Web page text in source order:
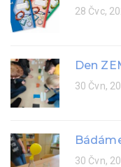
28 Čvc,
Den
30 Čvn,
30 Čvn,